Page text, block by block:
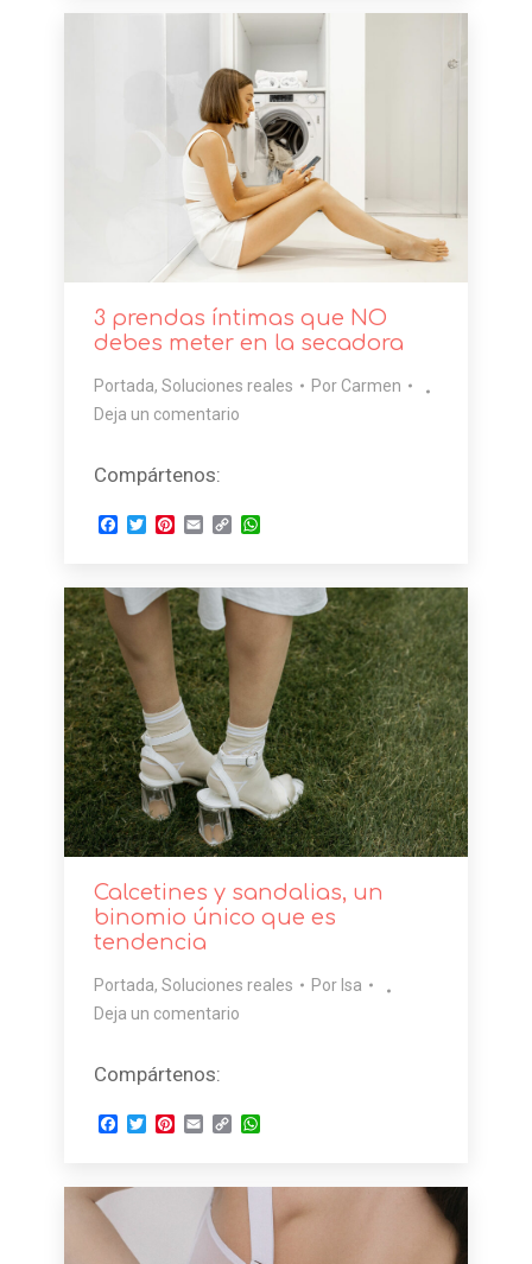
3 prendas íntimas que NO
debes meter en la secadora
Portada, Soluciones reales Por Carmen
Deja un comentario
Compártenos:
Facebook
TwitterPinterest
EmailCopyWhatsApp
Calcetines y sandalias, un
binomio único que es
tendencia
Portada, Soluciones reales Por Isa
Deja un comentario
Compártenos:
Facebook
TwitterPinterest
EmailCopyWhatsApp